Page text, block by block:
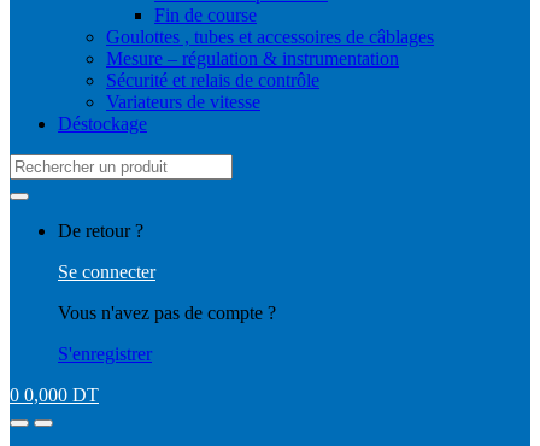
Fin de course
Goulottes , tubes et accessoires de câblages
Mesure – régulation & instrumentation
Sécurité et relais de contrôle
Variateurs de vitesse
Déstockage
Search
for:
De retour ?
Se connecter
Vous n'avez pas de compte ?
S'enregistrer
0 0,000 DT